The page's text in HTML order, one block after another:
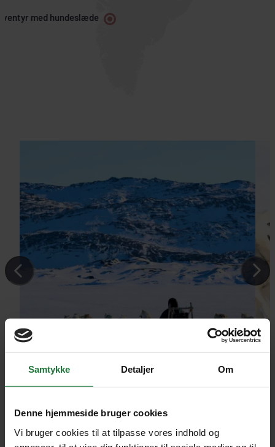
Samtykke Detaljer Om
Denne hjemmeside bruger cookies
Vi bruger cookies til at tilpasse vores indhold og